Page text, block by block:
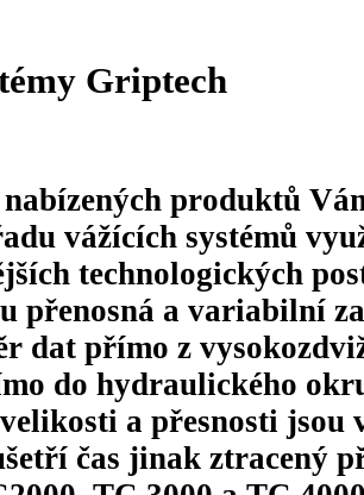
Griptech
produktů
vážících systémů
technologických
přenosná a variabilní
dat přímo z
do hydraulického
a přesnosti jsou
čas jinak ztracený